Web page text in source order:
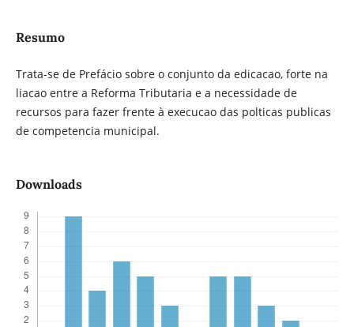
Resumo
Trata-se de Prefácio sobre o conjunto da edicacao, forte na
liacao entre a Reforma Tributaria e a necessidade de
recursos para fazer frente à execucao das polticas publicas
de competencia municipal.
Downloads